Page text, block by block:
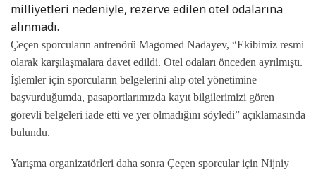
milliyetleri nedeniyle, rezerve edilen otel odalarına
alınmadı.
Çeçen sporcuların antrenörü Magomed Nadayev, “Ekibimiz resmi
olarak karşılaşmalara davet edildi. Otel odaları önceden ayrılmıştı.
İşlemler için sporcuların belgelerini alıp otel yönetimine
başvurduğumda, pasaportlarımızda kayıt bilgilerimizi gören
görevli belgeleri iade etti ve yer olmadığını söyledi” açıklamasında
bulundu.
Yarışma organizatörleri daha sonra Çeçen sporcular için Nijniy